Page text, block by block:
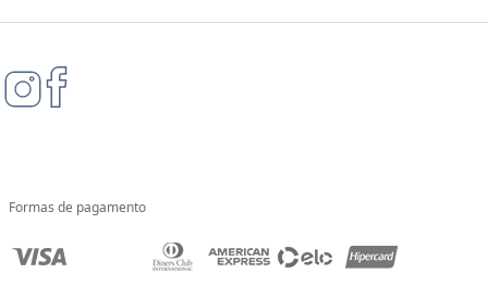
Formas de pagamento